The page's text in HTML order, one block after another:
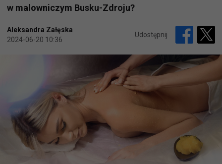
w malowniczym Busku-Zdroju?
Aleksandra Załęska
2024-06-20 10:36
Udostępnij